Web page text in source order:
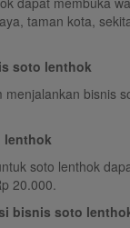
taman kota,
soto lenthok
menjalankan bisnis
lenthok
soto lenthok
20.000.
bisnis soto